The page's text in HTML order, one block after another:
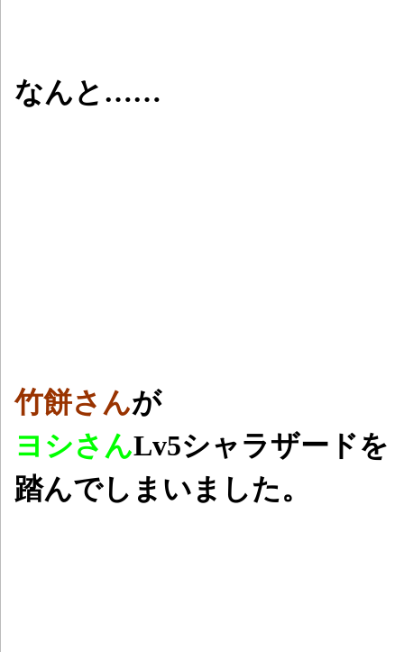
なんと……
竹餅さんが
ヨシさんLv5シャラザードを
踏んでしまいました。